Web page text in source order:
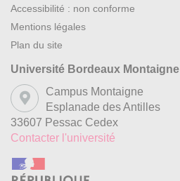
Accessibilité : non conforme
Mentions légales
Plan du site
Université Bordeaux Montaigne
Campus Montaigne
Esplanade des Antilles
33607 Pessac Cedex
Contacter l'université